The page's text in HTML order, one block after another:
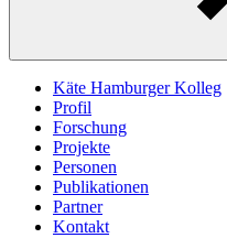
Käte Hamburger Kolleg
Profil
Forschung
Projekte
Personen
Publikationen
Partner
Kontakt